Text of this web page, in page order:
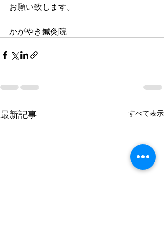
お願い致します。
かがやき鍼灸院
最新記事 すべて表示